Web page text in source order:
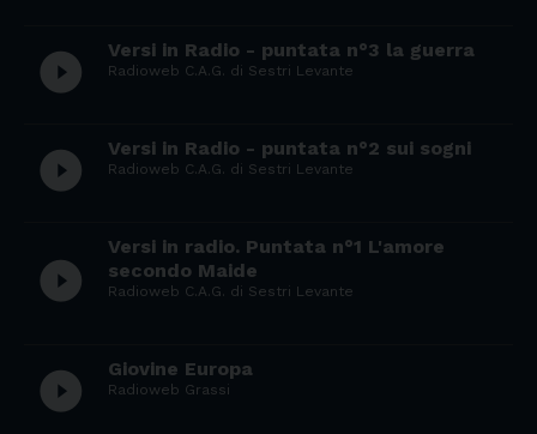
play_circle_filled Versi in Radio - puntata n°3 la guerra
Radioweb C.A.G. di Sestri Levante
play_circle_filled Versi in Radio - puntata n°2 sui sogni
Radioweb C.A.G. di Sestri Levante
play_circle_filled
Versi in radio. Puntata n°1 L'amore
secondo Maide
Radioweb C.A.G. di Sestri Levante
play_circle_filled Giovine Europa
Radioweb Grassi